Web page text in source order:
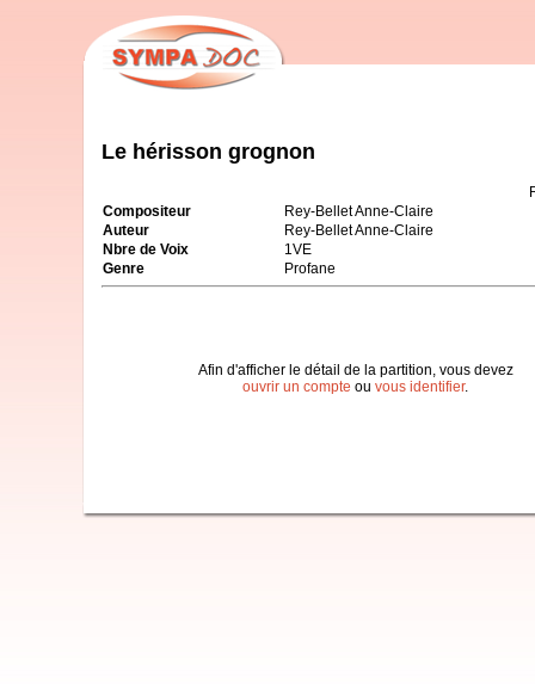
Le hérisson grognon
Compositeur
Rey-Bellet Anne-Claire
Auteur
Rey-Bellet Anne-Claire
Nbre de Voix
1VE
Genre
Profane
Afin d'afficher le détail de la partition, vous devez
ouvrir un compte ou vous identifier.